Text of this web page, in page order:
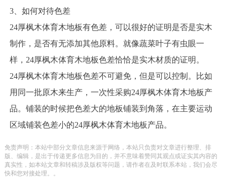
3、如何对待色差
24厚枫木体育木地板有色差，可以很好的证明是否是实木
制作，是否有无添加其他原料。就像蔬菜叶子有虫眼一
样，24厚枫木体育木地板色差恰恰是实木材质的证明。
24厚枫木体育木地板色差不可避免，但是可以控制。比如
用同一批原木来生产，一次性采购24厚枫木体育木地板产
品。铺装的时候把色差大的地板铺装到角落，在主要运动
区域铺装色差小的24厚枫木体育木地板产品。
免责声明：本站中部分文章信息来源于网络，本站只负责对文章进行整理、排
版、编辑，是出于传递更多信息为目的，并不意味着赞同其观点或证实其内容的
真实性，如本站文章和转稿涉及版权等问题，请作者在及时联系本站，我们会尽
快和您对接处理。。